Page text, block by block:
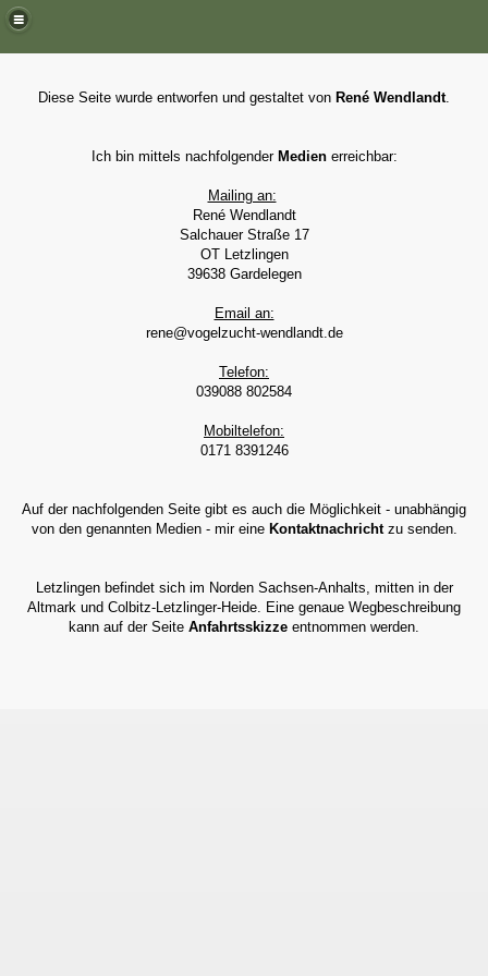
Diese Seite wurde entworfen und gestaltet von René Wendlandt.
Ich bin mittels nachfolgender Medienerreichbar:
Mailing an:
René Wendlandt
Salchauer Straße 17
OT Letzlingen
39638 Gardelegen
Email an:
rene@vogelzucht-wendlandt.de
Telefon:
039088 802584
Mobiltelefon:
0171 8391246
Auf der nachfolgenden Seite gibt es auch die Möglichkeit - unabhängig
von den genannten Medien - mir eine Kontaktnachrichtzu senden.
Letzlingen befindet sich im Norden Sachsen-Anhalts, mitten in der
Altmark und Colbitz-Letzlinger-Heide. Eine genaue Wegbeschreibung
kann auf der Seite Anfahrtsskizze entnommen werden.